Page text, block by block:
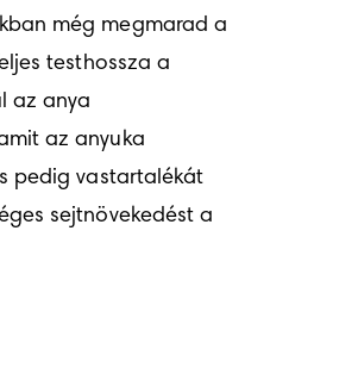
még megmarad a
testhossza a
az anya
az anyuka
pedig vastartalékát
sejtnövekedést a